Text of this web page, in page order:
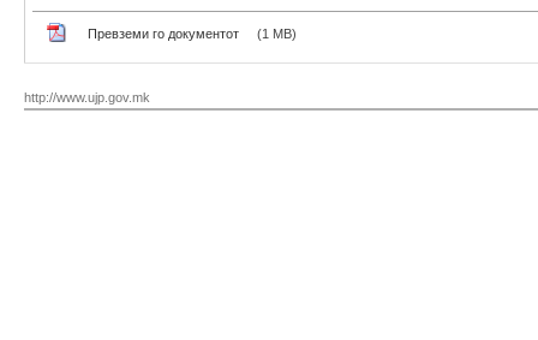
Превземи го документот (1 MB)
http://www.ujp.gov.mk